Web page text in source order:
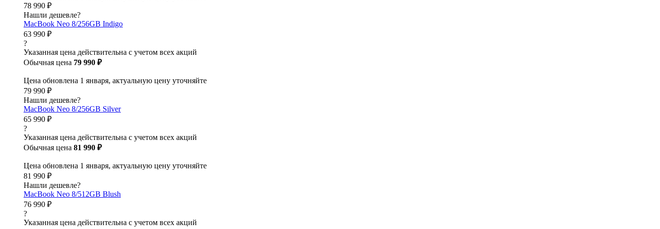
78 990 ₽
Нашли дешевле?
MacBook Neo 8/256GB Indigo
63 990 ₽
?
Указанная цена действительна с учетом всех акций
Обычная цена 79 990 ₽
Цена обновлена 1 января, актуальную цену уточняйте
79 990 ₽
Нашли дешевле?
MacBook Neo 8/256GB Silver
65 990 ₽
?
Указанная цена действительна с учетом всех акций
Обычная цена 81 990 ₽
Цена обновлена 1 января, актуальную цену уточняйте
81 990 ₽
Нашли дешевле?
MacBook Neo 8/512GB Blush
76 990 ₽
?
Указанная цена действительна с учетом всех акций